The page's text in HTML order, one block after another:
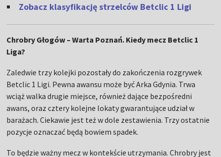
Zobacz klasyfikację strzelców Betclic 1 Ligi
Chrobry Głogów – Warta Poznań. Kiedy mecz Betclic 1
Liga?
Zaledwie trzy kolejki pozostały do zakończenia rozgrywek
Betclic 1 Ligi. Pewna awansu może być Arka Gdynia. Trwa
wciąż walka drugie miejsce, również dające bezpośredni
awans, oraz cztery kolejne lokaty gwarantujące udział w
barażach. Ciekawie jest też w dole zestawienia. Trzy ostatnie
pozycje oznaczać będą bowiem spadek.
To będzie ważny mecz w kontekście utrzymania. Chrobry jest